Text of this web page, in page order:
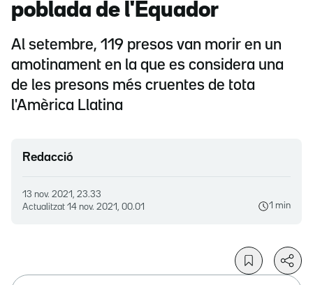
poblada de l'Equador
Al setembre, 119 presos van morir en un
amotinament en la que es considera una
de les presons més cruentes de tota
l'Amèrica Llatina
Redacció
13 nov. 2021, 23.33
Actualitzat 14 nov. 2021, 00.01 1 min